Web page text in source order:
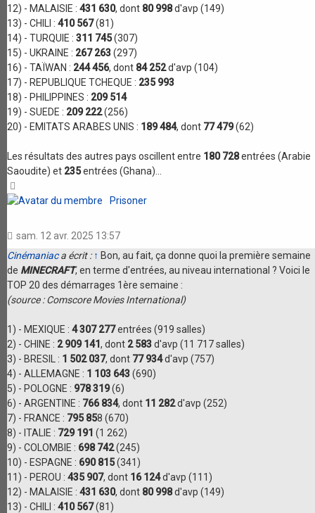
12) - MALAISIE : 431 630, dont 80 998d'avp (149)
13) - CHILI : 410 567(81)
14) - TURQUIE : 311 745(307)
15) - UKRAINE : 267 263(297)
16) - TAÏWAN : 244 456, dont 84 252d'avp (104)
17) - REPUBLIQUE TCHEQUE : 235 993
18) - PHILIPPINES : 209 514
19) - SUEDE : 209 222(256)
20) - EMITATS ARABES UNIS : 189 484, dont 77 479(62)
Les résultats des autres pays oscillent entre 180 728entrées (Arabie
Saoudite) et 235entrées (Ghana)...
Prisoner
sam. 12 avr. 2025 13:57
Cinémaniaca écrit : ↑ Bon, au fait, ça donne quoi la première semaine
de MINECRAFT, en terme d'entrées, au niveau international ? Voici le
TOP 20 des démarrages 1ère semaine :
(source : Comscore Movies International)
1) - MEXIQUE : 4 307 277entrées (919 salles)
2) - CHINE : 2 909 141, dont 2 583d'avp (11 717 salles)
3) - BRESIL : 1 502 037, dont 77 934d'avp (757)
4) - ALLEMAGNE : 1 103 643(690)
5) - POLOGNE : 978 319(6)
6) - ARGENTINE : 766 834, dont 11 282d'avp (252)
7) - FRANCE : 795 858 (670)
8) - ITALIE : 729 191 (1 262)
9) - COLOMBIE : 698 742(245)
10) - ESPAGNE : 690 815(341)
11) - PEROU : 435 907, dont 16 124d'avp (111)
12) - MALAISIE : 431 630, dont 80 998d'avp (149)
13) - CHILI : 410 567(81)